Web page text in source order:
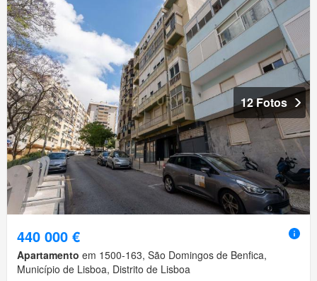
12 Fotos
440 000 €
Apartamento em 1500-163, São Domingos de Benfica,
Município de Lisboa, Distrito de Lisboa